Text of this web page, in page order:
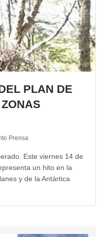
PLAN DE
Prensa
Este viernes 14 de
un hito en la
y de la Antártica